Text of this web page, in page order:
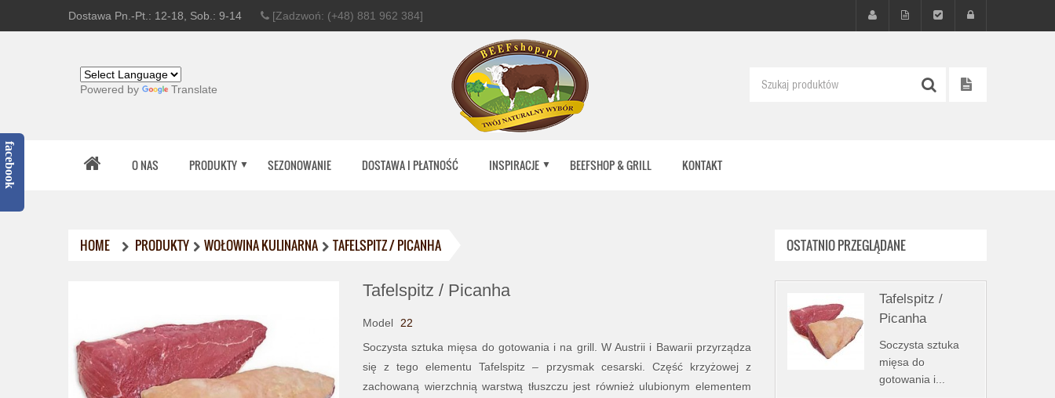
Dostawa Pn.-Pt.: 12-18, Sob.: 9-14 [Zadzwoń: (+48) 881 962 384]
Powered by Translate
O NAS PRODUKTY SEZONOWANIE DOSTAWA I PŁATNOŚĆ INSPIRACJE BEEFSHOP & GRILL KONTAKT
HOME PRODUKTY WOŁOWINA KULINARNA TAFELSPITZ / PICANHA
Tafelspitz / Picanha
Model
22
Soczysta sztuka mięsa do gotowania i na grill. W Austrii i Bawarii przyrządza
się z tego elementu Tafelspitz – przysmak cesarski. Część krzyżowej z
zachowaną wierzchnią warstwą tłuszczu jest również ulubionym elementem
OSTATNIO PRZEGLĄDANE
Tafelspitz /
Picanha
Soczysta sztuka
mięsa do
gotowania i...
facebook